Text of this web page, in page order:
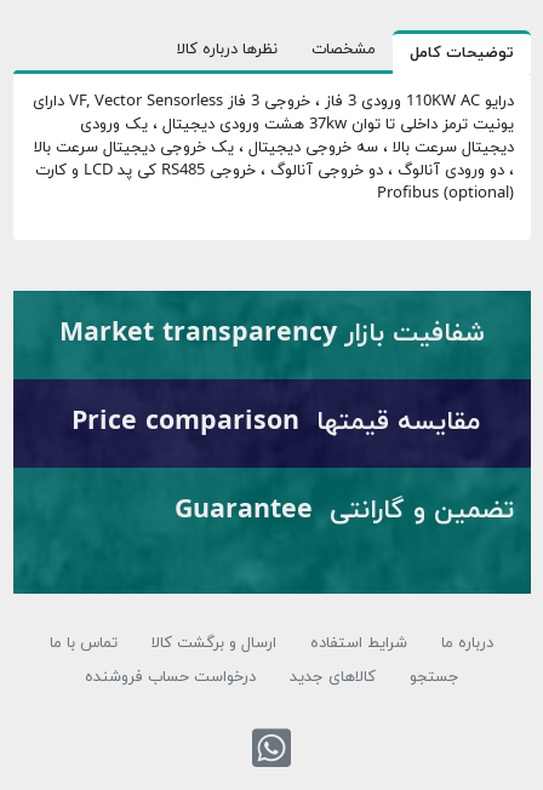
توضیحات کامل مشخصات نظرها درباره کالا
درایو 110KW AC ورودی 3 فاز ، خروجی 3 فاز VF, Vector Sensorless دارای
یونیت ترمز داخلی تا توان 37kw هشت ورودی دیجیتال ، یک ورودی
دیجیتال سرعت بالا ، سه خروجی دیجیتال ، یک خروجی دیجیتال سرعت بالا
، دو ورودی آنالوگ ، دو خروجی آنالوگ ، خروجی RS485 کی پد LCD و کارت
Profibus (optional)
شفافیت بازار Market transparency
مقایسه قیمتها Price comparison
درباره ما شرایط استفاده ارسال و برگشت کالا
تماس با ما
جستجو
کالاهای جدید درخواست حساب فروشنده
تماس با واتس